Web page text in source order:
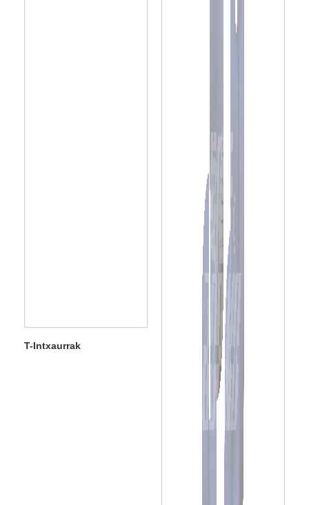
T-Intxaurrak